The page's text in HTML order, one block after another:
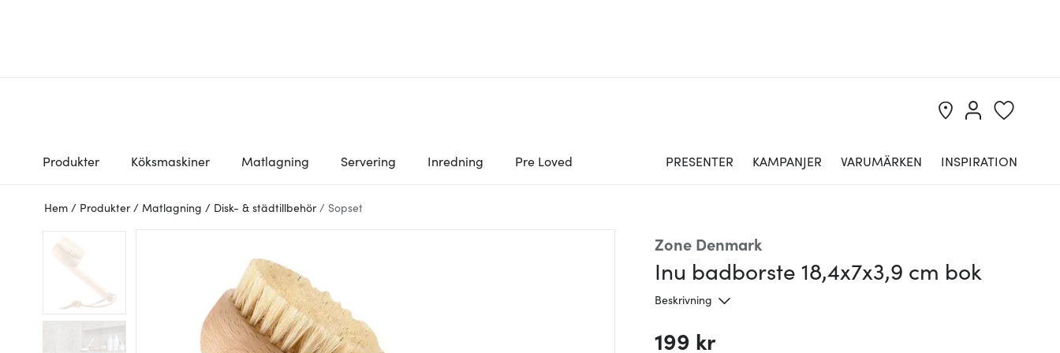
Produkter Köksmaskiner Matlagning Servering Inredning Pre Loved PRESENTER KAMPANJER VARUMÄRKEN INSPIRATION
Hem / Produkter / Matlagning / Disk- & städtillbehör / Sopset
Zone Denmark
Inu badborste 18,4x7x3,9 cm bok
Beskrivning
199 kr